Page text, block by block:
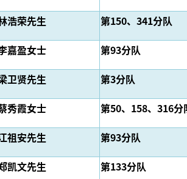
浩荣先生 第150、341分队
嘉盈女士
第93分队
卫贤先生
第3分队
秀霞女士 第50、 158、 316分
祖安先生
第93分队
凯文先生
第133分队